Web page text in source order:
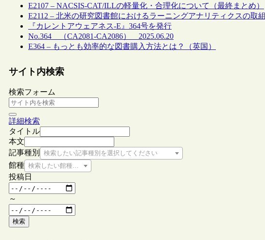
E2107 – NACSIS-CAT/ILLの軽量化・合理化について（最終まとめ）
E2112 – 北米の研究図書館におけるラーニングアナリティクスの取組
『カレントアウェアネス-E』364号を発行
No.364 （CA2081-CA2086） 2025.06.20
E364 – もっとも効率的な図書購入方法とは？（英国）
サイト内検索
検索フォーム
詳細検索
タイトル
本文
記事種別
検索したい記事種別を選択してください
館種 検索したい館種を選択してください
投稿日
～
検索